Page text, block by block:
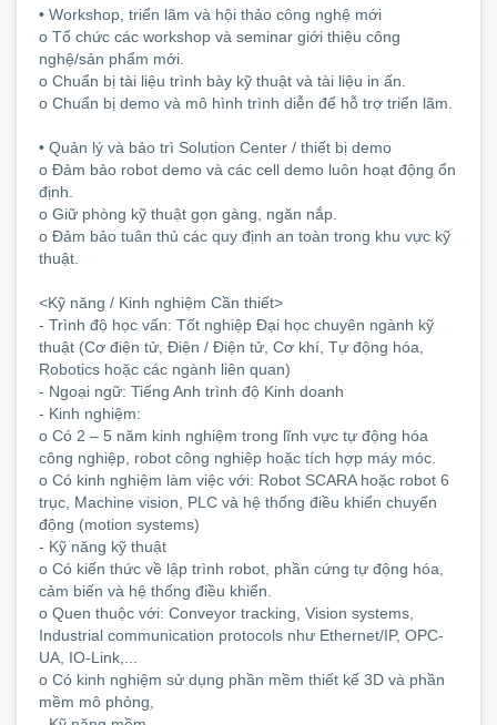
• Workshop, triển lãm và hội thảo công nghệ mới
o Tổ chức các workshop và seminar giới thiệu công
nghệ/sản phẩm mới.
o Chuẩn bị tài liệu trình bày kỹ thuật và tài liệu in ấn.
o Chuẩn bị demo và mô hình trình diễn để hỗ trợ triển lãm.
• Quản lý và bảo trì Solution Center / thiết bị demo
o Đảm bảo robot demo và các cell demo luôn hoạt động ổn
định.
o Giữ phòng kỹ thuật gọn gàng, ngăn nắp.
o Đảm bảo tuân thủ các quy định an toàn trong khu vực kỹ
thuật.
<Kỹ năng / Kinh nghiệm Cần thiết>
- Trình độ học vấn: Tốt nghiệp Đại học chuyên ngành kỹ
thuật (Cơ điện tử, Điện / Điện tử, Cơ khí, Tự động hóa,
Robotics hoặc các ngành liên quan)
- Ngoại ngữ: Tiếng Anh trình độ Kinh doanh
- Kinh nghiệm:
o Có 2 – 5 năm kinh nghiệm trong lĩnh vực tự động hóa
công nghiệp, robot công nghiệp hoặc tích hợp máy móc.
o Có kinh nghiệm làm việc với: Robot SCARA hoặc robot 6
trục, Machine vision, PLC và hệ thống điều khiển chuyển
động (motion systems)
- Kỹ năng kỹ thuật
o Có kiến thức về lập trình robot, phần cứng tự động hóa,
cảm biến và hệ thống điều khiển.
o Quen thuộc với: Conveyor tracking, Vision systems,
Industrial communication protocols như Ethernet/IP, OPC-
UA, IO-Link,...
o Có kinh nghiệm sử dụng phần mềm thiết kế 3D và phần
mềm mô phỏng,